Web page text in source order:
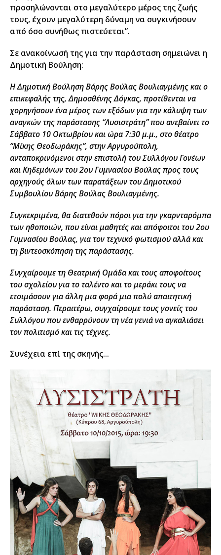
προσηλώνονται στο μεγαλύτερο μέρος της ζωής
τους, έχουν μεγαλύτερη δύναμη να συγκινήσουν
από όσο συνήθως πιστεύεται”.
Σε ανακοίνωσή της για την παράσταση σημειώνει η
Δημοτική Βούληση:
Η Δημοτική Βούληση Βάρης Βούλας Βουλιαγμένης και ο
επικεφαλής της, Δημοσθένης Δόγκας, προτίθενται να
χορηγήσουν ένα μέρος των εξόδων για την κάλυψη των
αναγκών της παράστασης “Λυσιστράτη” που ανεβαίνει το
Σάββατο 10 Οκτωβρίου και ώρα 7:30 μ.μ., στο θέατρο
“Μίκης Θεοδωράκης”, στην Αργυρούπολη,
ανταποκρινόμενοι στην επιστολή του Συλλόγου Γονέων
και Κηδεμόνων του 2ου Γυμνασίου Βούλας προς τους
αρχηγούς όλων των παρατάξεων του Δημοτικού
Συμβουλίου Βάρης Βούλας Βουλιαγμένης.
Συγκεκριμένα, θα διατεθούν πόροι για την γκαρνταρόμπα
των ηθοποιών, που είναι μαθητές και απόφοιτοι του 2ου
Γυμνασίου Βούλας, για τον τεχνικό φωτισμού αλλά και
τη βιντεοσκόπηση της παράστασης.
Συγχαίρουμε τη Θεατρική Ομάδα και τους αποφοίτους
του σχολείου για το ταλέντο και το μεράκι τους να
ετοιμάσουν για άλλη μια φορά μια πολύ απαιτητική
παράσταση. Περαιτέρω, συγχαίρουμε τους γονείς του
Συλλόγου που ενθαρρύνουν τη νέα γενιά να αγκαλιάσει
τον πολιτισμό και τις τέχνες.
Συνέχεια επί της σκηνής…